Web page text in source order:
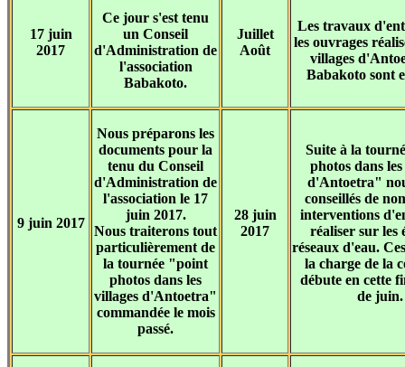
17 juin
2017
Ce jour s'est tenu
un Conseil
d'Administration de
l'association
Babakoto.
Juillet
Août
Les travaux
les ouvrages
villages
Babakoto sont
9 juin 2017
Nous préparons les
documents pour la
tenu du Conseil
d'Administration de
l'association le 17
juin 2017.
Nous traiterons tout
particulièrement de
la tournée "point
photos dans les
villages d'Antoetra"
commandée le mois
passé.
28 juin
2017
Suite à la
photos dans
d'Antoetra"
conseillés de
interventions
réaliser sur les
réseaux d'eau.
la charge de la
débute en cette
de juin.